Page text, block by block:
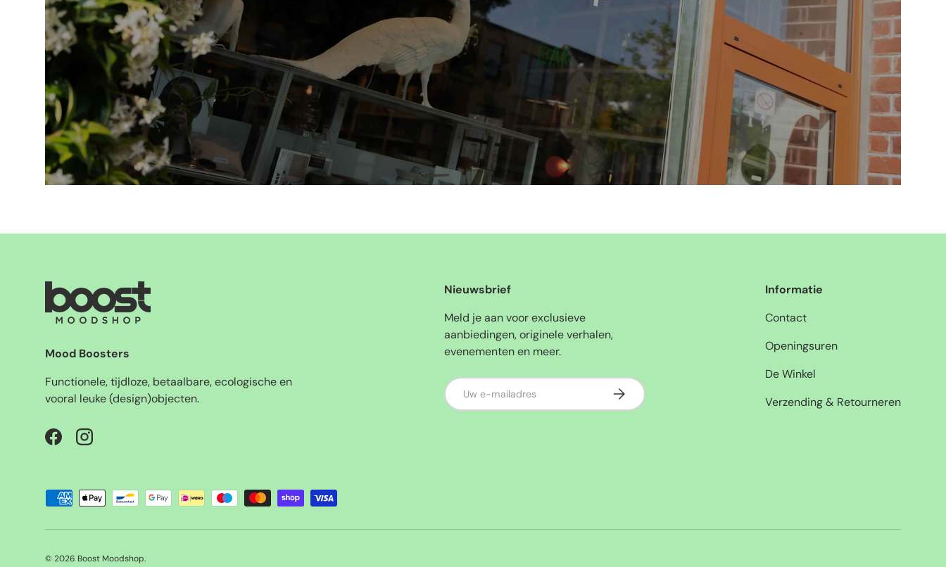
Mood Boosters
Functionele, tijdloze, betaalbare, ecologische en
vooral leuke (design)objecten.
FacebookInstagram
Nieuwsbrief
Meld je aan voor exclusieve
aanbiedingen, originele verhalen,
evenementen en meer.
E-mailadres Abonneer
Informatie
Contact
Openingsuren
De Winkel
Verzending & Retourneren
Geaccepteerde betaalmethoden
© 2026 Boost Moodshop.